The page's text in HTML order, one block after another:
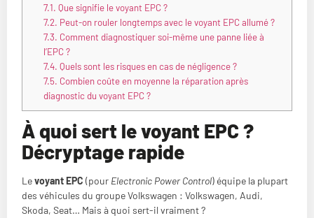
7.1. Que signifie le voyant EPC ?
7.2. Peut-on rouler longtemps avec le voyant EPC allumé ?
7.3. Comment diagnostiquer soi-même une panne liée à
l’EPC ?
7.4. Quels sont les risques en cas de négligence ?
7.5. Combien coûte en moyenne la réparation après
diagnostic du voyant EPC ?
À quoi sert le voyant EPC ?
Décryptage rapide
Levoyant EPC (pour Electronic Power Control) équipe la plupart
des véhicules du groupe Volkswagen : Volkswagen, Audi,
Skoda, Seat… Mais à quoi sert-il vraiment ?